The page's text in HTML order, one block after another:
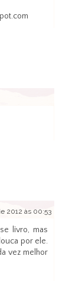
2012 às 00:53
livro, mas
por ele.
vez melhor